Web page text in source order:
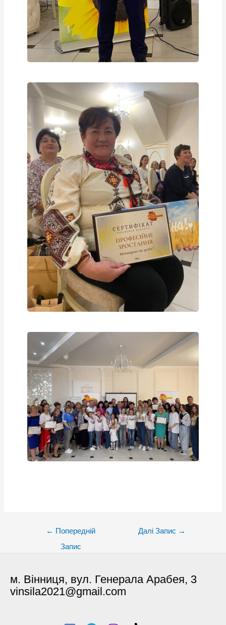
← Попередній
Запис
Далі Запис →
м. Вінниця, вул. Генерала Арабея, 3
vinsila2021@gmail.com